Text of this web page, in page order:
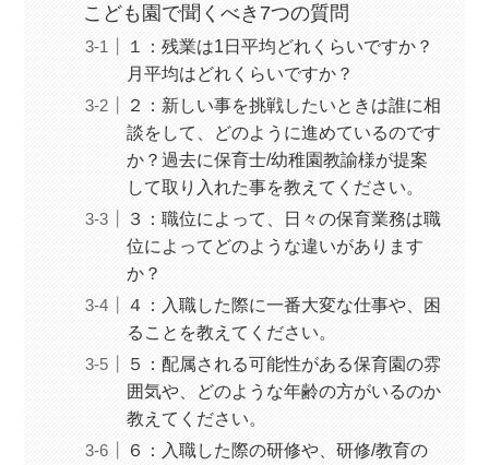
こども園で聞くべき7つの質問
１：残業は1日平均どれくらいですか？
月平均はどれくらいですか？
２：新しい事を挑戦したいときは誰に相
談をして、どのように進めているのです
か？過去に保育士/幼稚園教諭様が提案
して取り入れた事を教えてください。
３：職位によって、日々の保育業務は職
位によってどのような違いがあります
か？
４：入職した際に一番大変な仕事や、困
ることを教えてください。
５：配属される可能性がある保育園の雰
囲気や、どのような年齢の方がいるのか
教えてください。
６：入職した際の研修や、研修/教育の